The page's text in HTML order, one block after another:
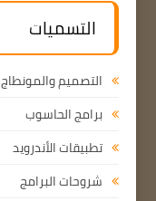
التسميات
التصميم والمونطاج
برامج الحاسوب
تطبيقات الأندرويد
شروحات البرامج